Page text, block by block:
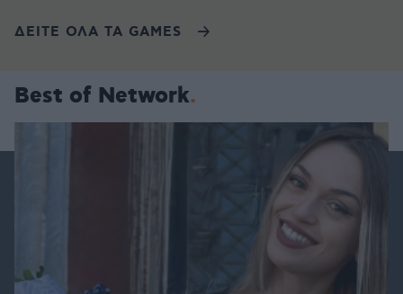
ΔΕΙΤΕ ΟΛΑ ΤΑ GAMES
Best of Network